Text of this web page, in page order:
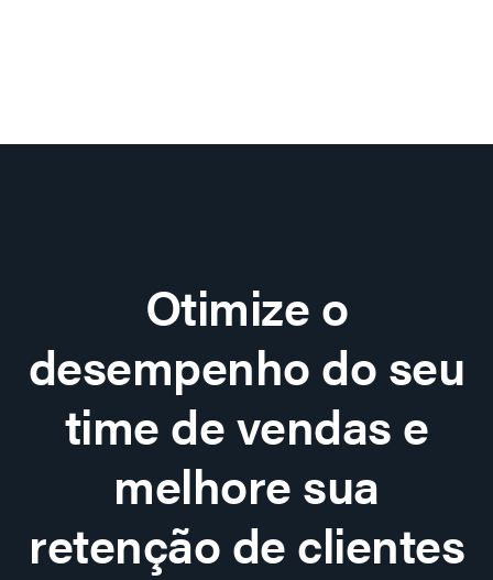
Otimize o
desempenho do seu
time de vendas e
melhore sua
retenção de clientes